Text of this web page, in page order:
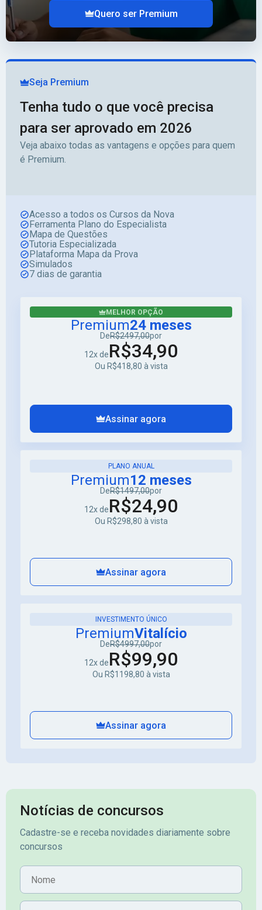
Quero ser Premium
Seja Premium
Tenha tudo o que você precisa
para ser aprovado em 2026
Veja abaixo todas as vantagens e opções para quem
é Premium.
Acesso a todos os Cursos da Nova
Ferramenta Plano do Especialista
Mapa de Questões
Tutoria Especializada
Plataforma Mapa da Prova
Simulados
7 dias de garantia
MELHOR OPÇÃO
Premium24 meses
DeR$2497,00por
12x deR$34,90
Ou R$418,80 à vista
Assinar agora
PLANO ANUAL
Premium12 meses
DeR$1497,00por
12x deR$24,90
Ou R$298,80 à vista
Assinar agora
INVESTIMENTO ÚNICO
PremiumVitalício
DeR$4997,00por
12x deR$99,90
Ou R$1198,80 à vista
Assinar agora
Notícias de concursos
Cadastre-se e receba novidades diariamente sobre
concursos
Nome
E-mail